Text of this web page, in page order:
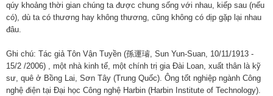
qúy khoảng thời gian chúng ta được chung sống với nhau, kiếp sau (nếu
có), dù ta có thương hay không thương, cũng không có dịp gặp lại nhau
đâu.
Ghi chú: Tác giả Tôn Vận Tuyền (孫運璿, Sun Yun-Suan, 10/11/1913 -
15/2 /2006) , một nhà kinh tế, một chính trị gia Đài Loan, xuất thân là kỹ
sư, quê ở Bồng Lai, Sơn Tây (Trung Quốc). Ông tốt nghiệp ngành Công
nghệ điện tại Đại học Công nghệ Harbin (Harbin Institute of Technology).